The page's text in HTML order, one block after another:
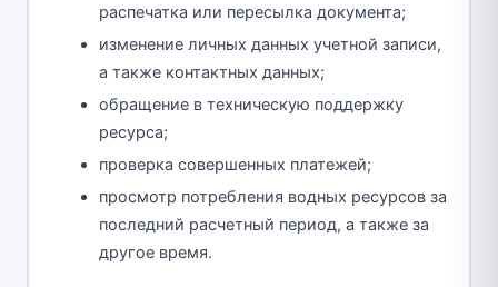
распечатка или пересылка документа;
изменение личных данных учетной записи,
а также контактных данных;
обращение в техническую поддержку
ресурса;
проверка совершенных платежей;
просмотр потребления водных ресурсов за
последний расчетный период, а также за
другое время.